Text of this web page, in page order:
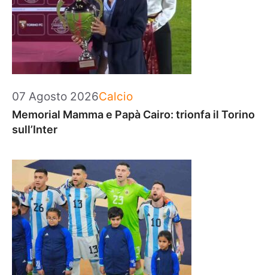
07 Agosto 2026Categorie
Calcio
Memorial Mamma e Papà Cairo: trionfa il Torino
sull’Inter